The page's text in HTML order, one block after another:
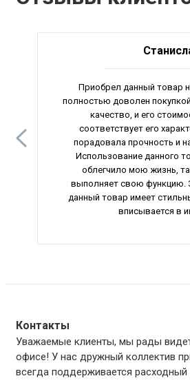
Приобрел данный товар
полностью доволен
качество, и его
соответствует его
порадовала прочность и
Использование данного
облегчило мою жизнь,
выполняет свою функцию.
данный товар имеет
вписывается в
Контакты
Уважаемые клиенты, мы рады
офисе! У нас дружный коллектив
всегда поддерживается расходный